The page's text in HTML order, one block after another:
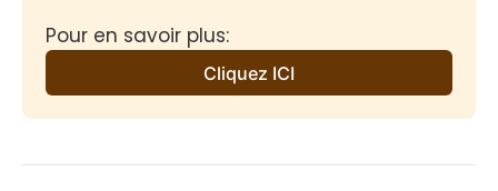
Pour en savoir plus:
Cliquez ICI